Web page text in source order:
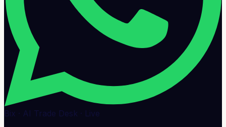
Bix · AI Trade Desk · Live